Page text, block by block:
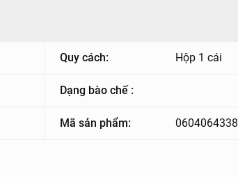
Quy cách: Hộp 1 cái
Dạng bào chế :
Mã sản phẩm: 0604064338